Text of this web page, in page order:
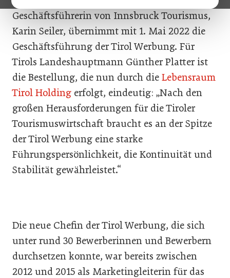
Geschäftsführerin von Innsbruck Tourismus,
Karin Seiler, übernimmt mit 1. Mai 2022 die
Geschäftsführung der Tirol Werbung. Für
Tirols Landeshauptmann Günther Platter ist
die Bestellung, die nun durch die Lebensraum
Tirol Holding erfolgt, eindeutig: „Nach den
großen Herausforderungen für die Tiroler
Tourismuswirtschaft braucht es an der Spitze
der Tirol Werbung eine starke
Führungspersönlichkeit, die Kontinuität und
Stabilität gewährleistet.“
Die neue Chefin der Tirol Werbung, die sich
unter rund 30 Bewerberinnen und Bewerbern
durchsetzen konnte, war bereits zwischen
2012 und 2015 als Marketingleiterin für das